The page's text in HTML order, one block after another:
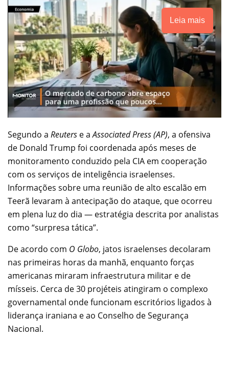
Leia mais
Segundo a Reuters e aAssociated Press (AP), a ofensiva
de Donald Trump foi coordenada após meses de
monitoramento conduzido pela CIA em cooperação
com os serviços de inteligência israelenses.
Informações sobre uma reunião de alto escalão em
Teerã levaram à antecipação do ataque, que ocorreu
em plena luz do dia — estratégia descrita por analistas
como “surpresa tática”.
De acordo com O Globo, jatos israelenses decolaram
nas primeiras horas da manhã, enquanto forças
americanas miraram infraestrutura militar e de
mísseis. Cerca de 30 projéteis atingiram o complexo
governamental onde funcionam escritórios ligados à
liderança iraniana e ao Conselho de Segurança
Nacional.